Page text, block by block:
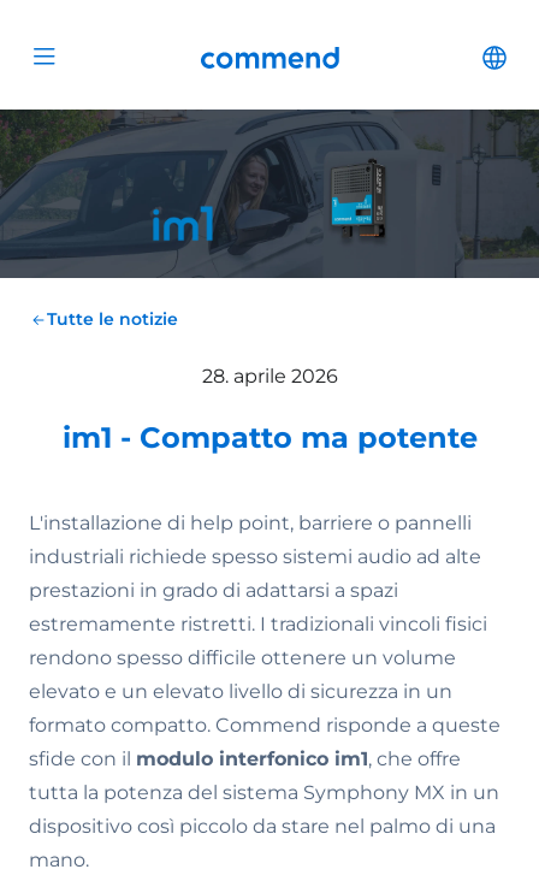
Open menu Commend
Tutte le notizie
28. aprile 2026
im1 - Compatto ma potente
L'installazione di help point, barriere o pannelli
industriali richiede spesso sistemi audio ad alte
prestazioni in grado di adattarsi a spazi
estremamente ristretti. I tradizionali vincoli fisici
rendono spesso difficile ottenere un volume
elevato e un elevato livello di sicurezza in un
formato compatto. Commend risponde a queste
sfide con il modulo interfonico im1, che offre
tutta la potenza del sistema Symphony MX in un
dispositivo così piccolo da stare nel palmo di una
mano.